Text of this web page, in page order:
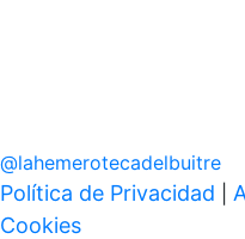
@lahemerotecadelbuitre
Política de Privacidad
Cookies